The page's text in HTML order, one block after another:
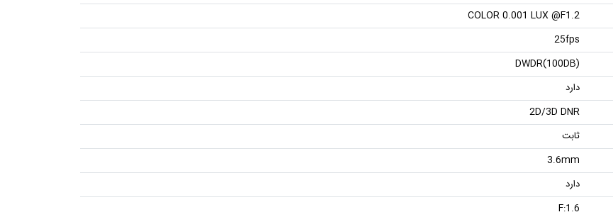
COLOR 0.001 LUX @F1.2
25fps
DWDR(100DB)
دارد
2D/3D DNR
ثابت
3.6mm
دارد
F:1.6